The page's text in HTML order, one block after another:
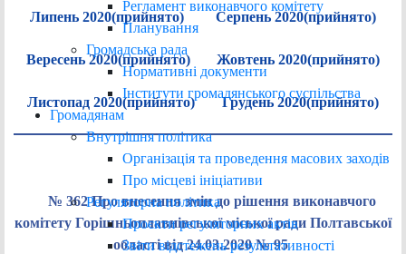
Регламент виконавчого комітету
Планування
Громадська рада
Нормативні документи
Інститути громадянського суспільства
Громадянам
Внутрішня політика
Організація та проведення масових заходів
Про місцеві ініціативи
Регуляторна політика
Проєкти регуляторних актів
Звіти відстежень результативності
№ 362 Про внесення змін до рішення виконавчого
комітету Горішньоплавнівської міської ради Полтавської
області від 24.03.2020 № 95
Липень 2020(прийнято) Серпень 2020(прийнято)
Вересень 2020(прийнято) Жовтень 2020(прийнято)
Листопад 2020(прийнято) Грудень 2020(прийнято)